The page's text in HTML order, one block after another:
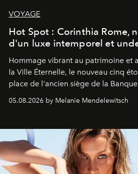
VOYAGE
Hot Spot : Corinthia Rome,
d'un luxe intemporel et
Hommage vibrant au patrimoine et
la Ville Éternelle, le nouveau cinq
place de l'ancien siège de la
05.08.2026 by Melanie Mendelewitsch